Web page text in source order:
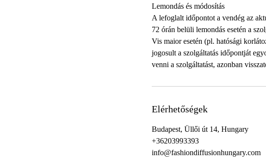
Lemondás és módosítás
A lefoglalt időpontot a vendég az
72 órán belüli lemondás esetén a
Vis maior esetén (pl. hatósági
jogosult a szolgáltatás időpontját
venni a szolgáltatást, azonban
Elérhetőségek
Budapest, Üllői út 14, Hungary
+36203993393
info@fashiondiffusionhungary.com